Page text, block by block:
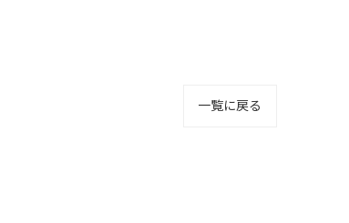
一覧に戻る